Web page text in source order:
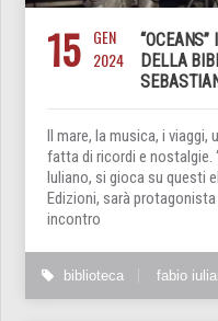
15
GEN
2024
DELLA
Il mare, la musica, i viaggi,
fatta di ricordi e nostalgie.
Iuliano, si gioca su questi
Edizioni, sarà
incontro
biblioteca fabio